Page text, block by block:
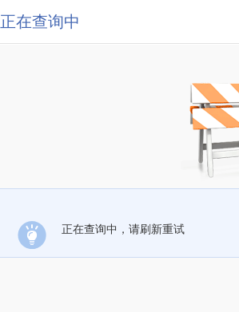
正在查询中
正在查询中，请刷新重试